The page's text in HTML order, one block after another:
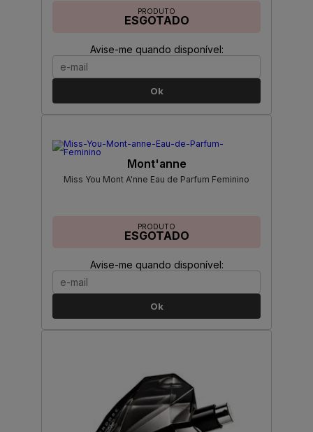
PRODUTO
ESGOTADO
Avise-me quando disponível:
Ok
Mont'anne
Miss You Mont A'nne Eau de Parfum Feminino
PRODUTO
ESGOTADO
Avise-me quando disponível:
Ok